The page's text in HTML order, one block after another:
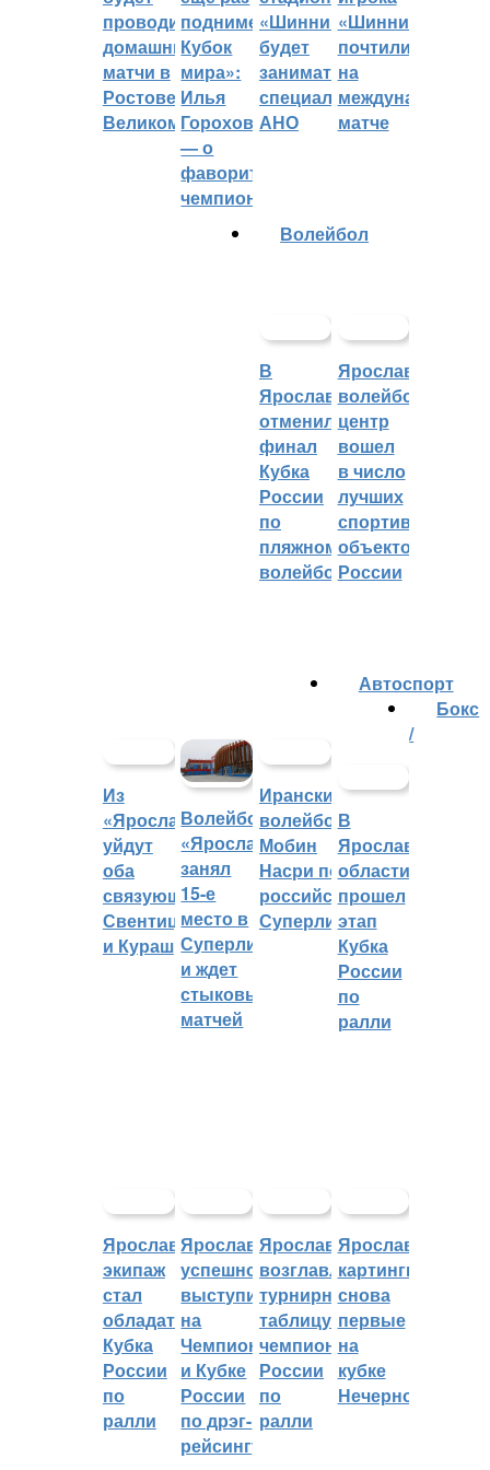
проводить
домашние
матчи в
Ростове
Великом
поднимет
Кубок
мира»:
Илья
Горохов
— о
фаворитах
чемпионата
«Шинник»
будет
заниматься
специальное
АНО
«Шинника»
почтили
на
международном
матче
Волейбол
В
Ярославле
отменили
финал
Кубка
России
по
пляжному
волейболу
Ярославский
волейбольный
центр
вошел
в число
лучших
спортивных
объектов
России
Из
«Ярославича»
уйдут
оба
связующих:
Свентицкис
и Кураш
Волейбольный
«Ярославич»
занял
15-е
место в
Суперлиге
и ждет
стыковых
матчей
Иранский
волейболист
Мобин
Насри покинет
российскую
Суперлигу
Автоспорт
В
Ярославской
области
прошел
этап
Кубка
России
по
ралли
Ярославский
экипаж
стал
обладателем
Кубка
России
по
ралли
Ярославцы
успешно
выступили
на
Чемпионате
и Кубке
России
по дрэг-
рейсингу
Ярославцы
возглавляют
турнирную
таблицу
чемпионата
России
по
ралли
Ярославские
картингисты
снова
первые
на
кубке
Нечерноземья
Бокс
/